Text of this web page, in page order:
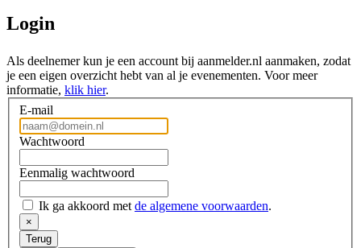
Login
Als deelnemer kun je een account bij aanmelder.nl aanmaken, zodat
je een eigen overzicht hebt van al je evenementen. Voor meer
informatie, klik hier.
E-mail
Wachtwoord
Eenmalig wachtwoord
Ik ga akkoord metde algemene voorwaarden.
×
Terug